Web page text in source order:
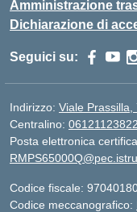
Amministrazione
Dichiarazione di
Seguici su:
Indirizzo: Viale
Centralino: 06121123822
Posta elettronica
Codice fiscale:
Codice meccanografico: